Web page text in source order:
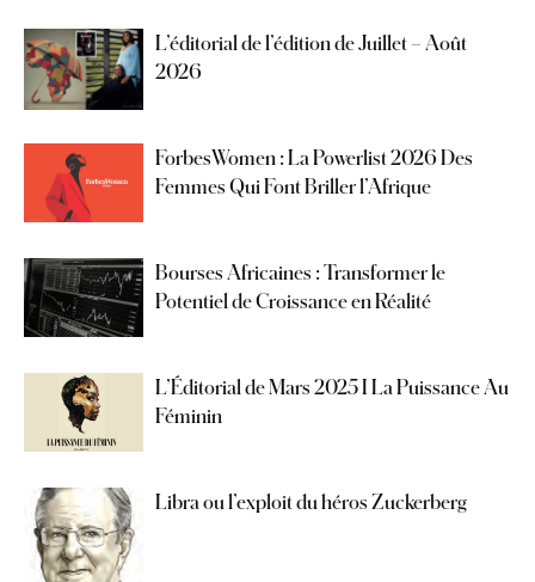
L’éditorial de l’édition de Juillet – Août
2026
ForbesWomen : La Powerlist 2026 Des
Femmes Qui Font Briller l’Afrique
Bourses Africaines : Transformer le
Potentiel de Croissance en Réalité
L’Éditorial de Mars 2025 I La Puissance Au
Féminin
Libra ou l’exploit du héros Zuckerberg